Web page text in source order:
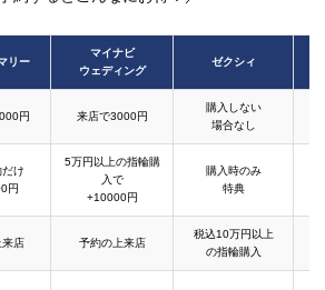
リー
マイナビ
ウェディング
ゼクシィ
円 来店で3000円
購入しない
場合なし
け
円
5万円以上の指輪購
入で
+10000円
購入時のみ
特典
店 予約の上来店
税込10万円以上
の指輪購入